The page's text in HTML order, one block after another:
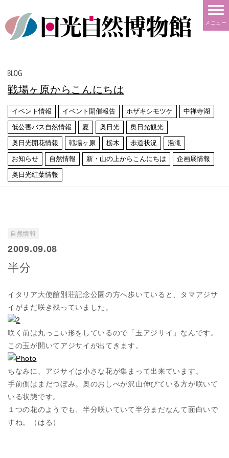
メニュー
戦場ヶ原からこんにちは
イベント情報 イベント開催報告 ホザキシモツケ 中禅寺湖
低公害バス自然情報 夏 奥日光 奥日光観光
奥日光開花情報 戦場ヶ原 栃木 歩道状況 湯滝
お知らせ 自然情報 新・山の上からこんにちは 企画展情報
奥日光紅葉情報
自然情報
2009.09.08
半分
イタリア大使館別荘記念公園の方へ歩いていると、タマアジサ
イがまだ咲き残っていました。
咲く前は丸っこい形をしているので「玉アジサイ」なんです。
この玉が開いてアジサイが出てきます。
ちなみに、アジサイは小さな花が集まって出来ています。
手前側はまだつぼみ。奥のおしべが沢山伸びている方が咲いて
いる状態です。
１つの花のようでも、半分咲いていて半分まだなんて面白いで
すね。（はる）